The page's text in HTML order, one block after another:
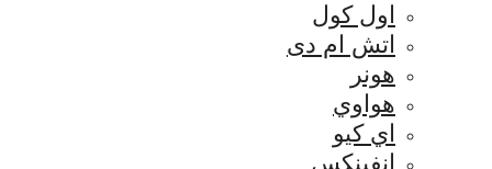
اول كول
اتش ام دى
هونر
هواوي
اي كيو
انفينكس